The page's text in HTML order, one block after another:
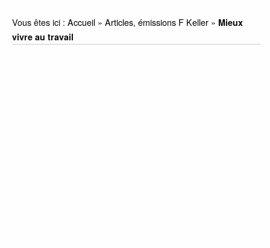
Vous êtes ici :Accueil »Articles, émissions F Keller » Mieux
vivre au travail